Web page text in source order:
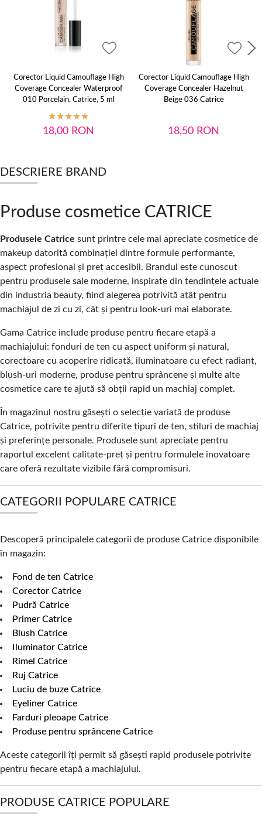
Corector Liquid Camouflage High
Coverage Concealer Waterproof
010 Porcelain, Catrice, 5 ml
18,00 RON
Corector Liquid Camouflage High
Coverage Concealer Hazelnut
Beige 036 Catrice
18,50 RON
DESCRIERE BRAND
Produse cosmetice CATRICE
Produsele Catrice sunt printre cele mai apreciate cosmetice de
makeup datorită combinației dintre formule performante,
aspect profesional și preț accesibil. Brandul este cunoscut
pentru produsele sale moderne, inspirate din tendințele actuale
din industria beauty, fiind alegerea potrivită atât pentru
machiajul de zi cu zi, cât și pentru look-uri mai elaborate.
Gama Catrice include produse pentru fiecare etapă a
machiajului: fonduri de ten cu aspect uniform și natural,
corectoare cu acoperire ridicată, iluminatoare cu efect radiant,
blush-uri moderne, produse pentru sprâncene și multe alte
cosmetice care te ajută să obții rapid un machiaj complet.
În magazinul nostru găsești o selecție variată de produse
Catrice, potrivite pentru diferite tipuri de ten, stiluri de machiaj
și preferințe personale. Produsele sunt apreciate pentru
raportul excelent calitate-preț și pentru formulele inovatoare
care oferă rezultate vizibile fără compromisuri.
CATEGORII POPULARE CATRICE
Descoperă principalele categorii de produse Catrice disponibile
în magazin:
Fond de ten Catrice
Corector Catrice
Pudră Catrice
Primer Catrice
Blush Catrice
Iluminator Catrice
Rimel Catrice
Ruj Catrice
Luciu de buze Catrice
Eyeliner Catrice
Farduri pleoape Catrice
Produse pentru sprâncene Catrice
Aceste categorii îți permit să găsești rapid produsele potrivite
pentru fiecare etapă a machiajului.
PRODUSE CATRICE POPULARE